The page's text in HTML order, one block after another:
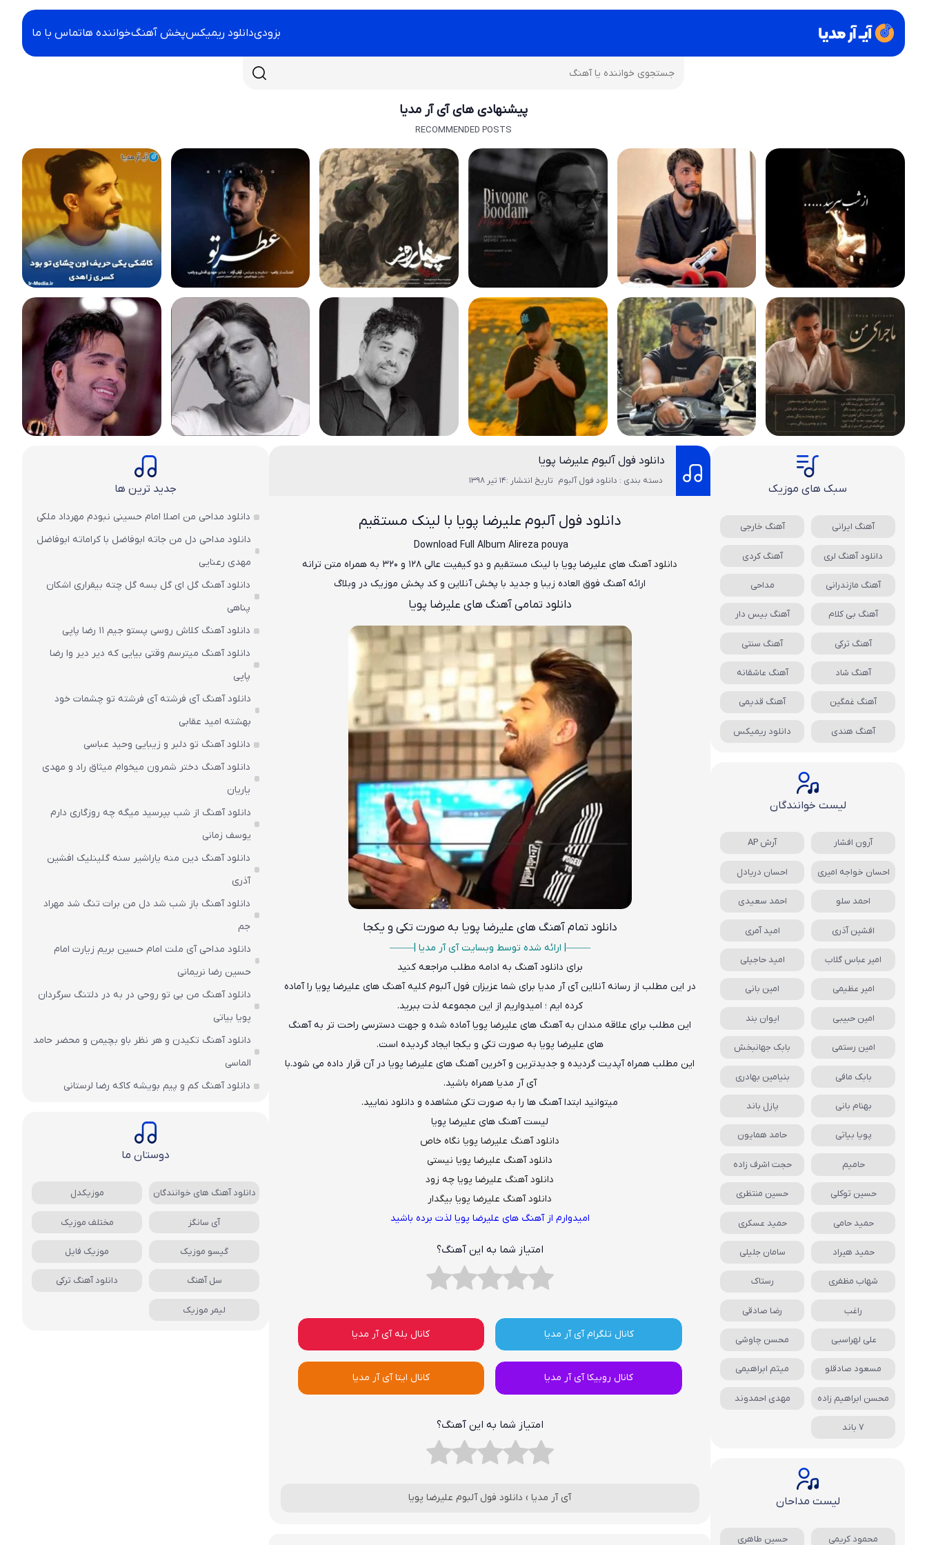
بزودیدانلود ریمیکسپخش آهنگخواننده هاتماس با ما
پیشنهادی های آی آر مدیا
RECOMMENDED POSTS
دانلود فول آلبوم علیرضا پویا
دسته بندی : دانلود فول آلبوم تاریخ انتشار :14 تیر 1398
دانلود فول آلبوم علیرضا پویا با لینک مستقیم
Download Full Album Alireza pouya
دانلودآهنگ های علیرضا پویابا لینک مستقیم و دو کیفیت عالی ۱۲۸ و ۳۲۰ به همراه متن ترانه
ارائه آهنگ فوق العاده زیبا و جدید با پخش آنلاین و کد پخش موزیک در وبلاگ
دانلود تمامی آهنگ های علیرضا پویا
دانلود تمام آهنگ های علیرضا پویا به صورت تکی و یکجا
——–| ارائه شده توسط وبسایت آی آر مدیا |—–—
برای دانلود آهنگ به ادامه مطلب مراجعه کنید
در این مطلب از رسانه آنلاین آی آر مدیا برای شما عزیزان فول آلبوم کلیه آهنگ های علیرضا پویا را آماده
کرده ایم ؛ امیدواریم از این مجموعه لذت ببرید.
این مطلب برای علاقه مندان به آهنگ های علیرضا پویا آماده شده و جهت دسترسی راحت تر به آهنگ
های علیرضا پویا به صورت تکی و یکجا ایجاد گردیده است.
این مطلب همراه آپدیت گردیده و جدیدترین و آخرین آهنگ های علیرضا پویا در آن قرار داده می شود.با
آی آر مدیا همراه باشید.
میتوانید ابتدا آهنگ ها را به صورت تکی مشاهده و دانلود نمایید.
لیست آهنگ های علیرضا پویا
دانلود آهنگ علیرضا پویا نگاه خاص
دانلود آهنگ علیرضا پویا نیستی
دانلود آهنگ علیرضا پویا چه زود
دانلود آهنگ علیرضا پویا بیگدار
امیدوارم از آهنگ های علیرضا پویا لذت برده باشید
امتیاز شما به این آهنگ؟
کانال تلگرام آی آر مدیا کانال بله آی آر مدیا
کانال روبیکا آی آر مدیا کانال ایتا آی آر مدیا
امتیاز شما به این آهنگ؟
آی آر مدیا › دانلود فول آلبوم علیرضا پویا
سبک های موزیک
آهنگ ایرانی آهنگ خارجی
دانلود آهنگ لری آهنگ کردی
آهنگ مازندرانی مداحی
آهنگ بی کلام آهنگ بیس دار
آهنگ ترکی آهنگ سنتی
آهنگ شاد آهنگ عاشقانه
آهنگ غمگین آهنگ قدیمی
آهنگ هندی دانلود ریمیکس
لیست خوانندگان
آرون افشار آرش AP
احسان خواجه امیری احسان دریادل
احمد سلو احمد سعیدی
افشین آذری امید آمری
امیر عباس گلاب امید حاجیلی
امیر عظیمی امین بانی
امین حبیبی ایوان بند
امین رستمی بابک جهانبخش
بابک مافی بنیامین بهادری
بهنام بانی پازل باند
پویا بیاتی حامد همایون
حامیم حجت اشرف زاده
حسین توکلی حسین منتظری
حمید حامی حمید عسکری
حمید هیراد سامان جلیلی
شهاب مظفری رستاک
راغب رضا صادقی
علی لهراسبی محسن چاوشی
مسعود صادقلو میثم ابراهیمی
محسن ابراهیم زاده مهدی احمدوند
7 باند
لیست مداحان
محمود کریمی حسین طاهری
جدید ترین ها
دانلود مداحی من اصلا امام حسینی نبودم مهرداد ملکی
دانلود مداحی دل من جاته ابوفاضل با کراماته ابوفاضل
مهدی رعنایی
دانلود آهنگ گل ای گل بسه گل چته بیقراری اشکان
پناهی
دانلود آهنگ کلاش روسی پستو جیم ۱۱ رضا پاپی
دانلود آهنگ میترسم وقتی بیایی که دیر دیر وا رضا
پاپی
دانلود آهنگ آی فرشته آی فرشته تو چشمات خود
بهشته امید عقابی
دانلود آهنگ تو دلبر و زیبایی وحید عباسی
دانلود آهنگ دختر شمرون میخوام میثاق راد و مهدی
یاریان
دانلود آهنگ از شب بپرسید میگه چه روزگاری دارم
یوسف زمانی
دانلود آهنگ دین منه یاراشیر سنه گلینلیک افشین
آذری
دانلود آهنگ باز شب شد دل من برات تنگ شد مهراد
جم
دانلود مداحی آی ملت امام حسین بریم زیارت امام
حسین رضا نریمانی
دانلود آهنگ من بی تو روحی در به در دلتنگ سرگردان
پویا بیاتی
دانلود آهنگ تکیدن و هر نظر باو بچیمن و محضر حامد
الماسی
دانلود آهنگ کم و پیم بویشه کاکه رضا لرستانی
دوستان ما
دانلود آهنگ های خوانندگان موزیکدل
آی سانگز مختلف موزیک
گیسو موزیک موزیک فایل
سل آهنگ دانلود آهنگ ترکی
لیمر موزیک